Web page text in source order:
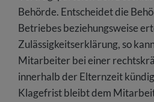
Behörde. Entscheidet die
Betriebes beziehungsweise
Zulässigkeitserklärung, so
Mitarbeiter bei einer
innerhalb der Elternzeit
Klagefrist bleibt dem